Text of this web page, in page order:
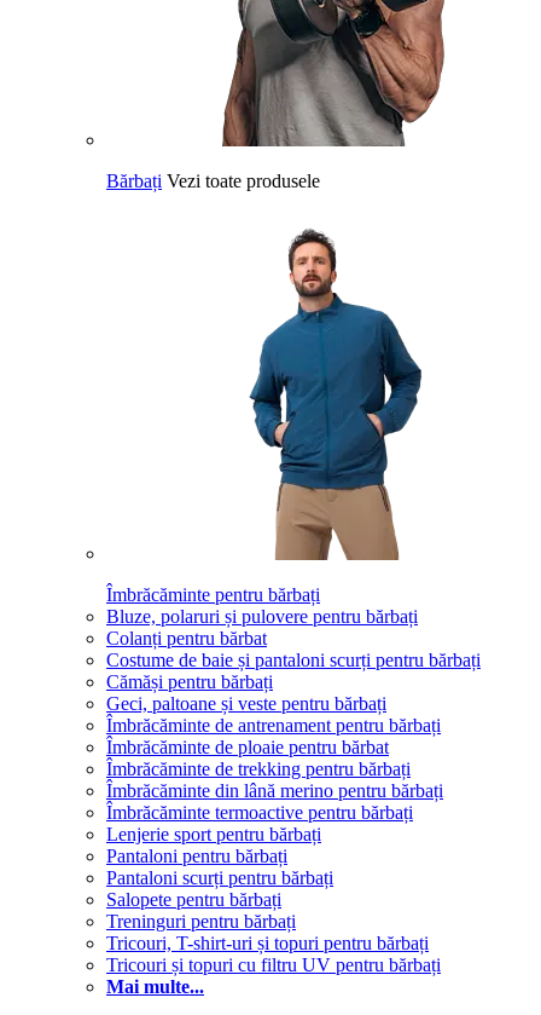
Bărbați Vezi toate produsele
Îmbrăcăminte pentru bărbați
Bluze, polaruri și pulovere pentru bărbați
Colanți pentru bărbat
Costume de baie și pantaloni scurți pentru bărbați
Cămăși pentru bărbați
Geci, paltoane și veste pentru bărbați
Îmbrăcăminte de antrenament pentru bărbați
Îmbrăcăminte de ploaie pentru bărbat
Îmbrăcăminte de trekking pentru bărbați
Îmbrăcăminte din lână merino pentru bărbați
Îmbrăcăminte termoactive pentru bărbați
Lenjerie sport pentru bărbați
Pantaloni pentru bărbați
Pantaloni scurți pentru bărbați
Salopete pentru bărbați
Treninguri pentru bărbați
Tricouri, T-shirt-uri și topuri pentru bărbați
Tricouri și topuri cu filtru UV pentru bărbați
Mai multe...